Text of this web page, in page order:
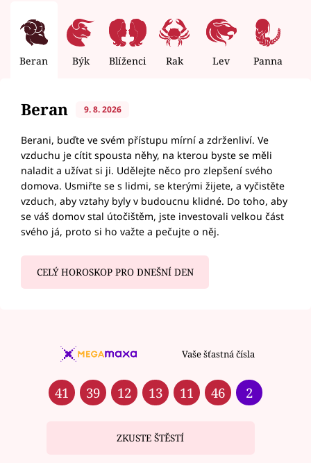
Beran Býk Blíženci Rak Lev Panna
Beran 9. 8. 2026
Berani, buďte ve svém přístupu mírní a zdrženliví. Ve
vzduchu je cítit spousta něhy, na kterou byste se měli
naladit a užívat si ji. Udělejte něco pro zlepšení svého
domova. Usmiřte se s lidmi, se kterými žijete, a vyčistěte
vzduch, aby vztahy byly v budoucnu klidné. Do toho, aby
se váš domov stal útočištěm, jste investovali velkou část
svého já, proto si ho važte a pečujte o něj.
CELÝ HOROSKOP PRO DNEŠNÍ DEN
Vaše šťastná čísla
41 39 12 13 11 46 2
ZKUSTE ŠTĚSTÍ